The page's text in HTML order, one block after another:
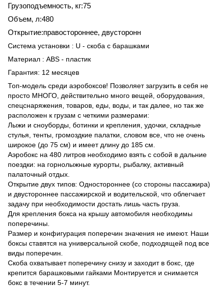
Грузоподъемность, кг:75
Объем, л:480
Открытие:правостороннее, двусторонн
Система установки : U - скоба с барашками
Материал : ABS - пластик
Гарантия: 12 месяцев
Топ-модель среди аэробоксов! Позволяет загрузить в себя не
просто МНОГО, действительно много вещей, оборудования,
спецснаряжения, товаров, еды, воды, и так далее, но так же
расположен к грузам с четкими размерами:
Лыжи и сноуборды, ботинки и крепления, удочки, складные
стулья, тенты, громоздкие палатки, словом все, что не очень
широкое (до 75 см) и имеет длину до 185 см.
Аэробокс на 480 литров необходимо взять с собой в дальние
поездки: на горнолыжные курорты, рыбалку, активный
палаточный отдых.
Открытие двух типов: Одностороннее (со стороны пассажира)
и двустороннее пассажирской и водительской, что облегчает
задачу при необходимости достать лишь часть груза.
Для крепления бокса на крышу автомобиля необходимы
поперечины.
Размер и конфигурация поперечин значения не имеют. Наши
боксы ставятся на универсальной скобе, подходящей под все
виды поперечин.
Скоба охватывает поперечину снизу и заходит в бокс, где
крепится барашковыми гайками Монтируется и снимается
бокс в течении 5-7 минут.